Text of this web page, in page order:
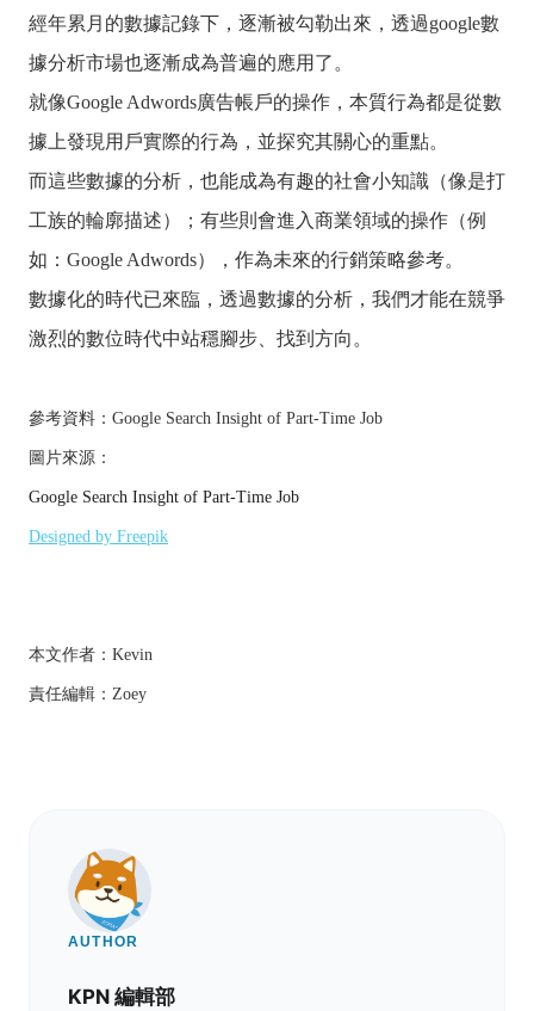
經年累月的數據記錄下，逐漸被勾勒出來 ，透過google數
據分析市場也逐漸成為普遍的應用了。
就像Google Adwords廣告帳戶的操作，本質行為都是從數
據上發現用戶實際的行為，並探究其關心的重點。
而這些數據的分析，也能成為有趣的社會小知識（像是打
工族的輪廓描述）；有些則會進入商業領域的操作（例
如：Google Adwords），作為未來的行銷策略參考。
數據化的時代已來臨，透過數據的分析，我們才能在競爭
激烈的數位時代中站穩腳步、找到方向。
參考資料：Google Search Insight of Part-Time Job
圖片來源：
Google Search Insight of Part-Time Job
Designed by Freepik
本文作者：Kevin
責任編輯：Zoey
AUTHOR
KPN 編輯部